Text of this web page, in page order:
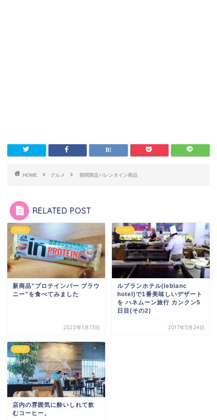
HOME グルメ 期間限定バレンタイン商品
RELATED POST
グルメ
新商品"プロテインバー ブラウ
ニー"を食べてみました
2022年1月13日
グルメ
ルブランホテル(leblanc
hotel)で1番美味しいデザート
を ハネムーン旅行 カンクン5
日目(その2)
2017年5月24日
グルメ
店内の雰囲気に酔いしれて飲
むコーヒー。